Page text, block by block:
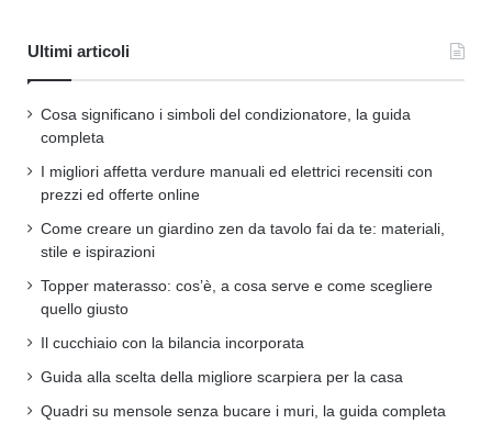
Ultimi articoli
Cosa significano i simboli del condizionatore, la guida
completa
I migliori affetta verdure manuali ed elettrici recensiti con
prezzi ed offerte online
Come creare un giardino zen da tavolo fai da te: materiali,
stile e ispirazioni
Topper materasso: cos’è, a cosa serve e come scegliere
quello giusto
Il cucchiaio con la bilancia incorporata
Guida alla scelta della migliore scarpiera per la casa
Quadri su mensole senza bucare i muri, la guida completa